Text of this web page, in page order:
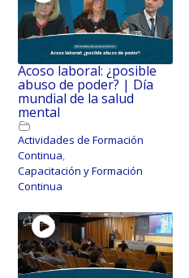
Acoso laboral: ¿posible
abuso de poder? | Día
mundial de la salud
mental
Actividades de Formación
Continua,
Capacitación y Formación
Continua